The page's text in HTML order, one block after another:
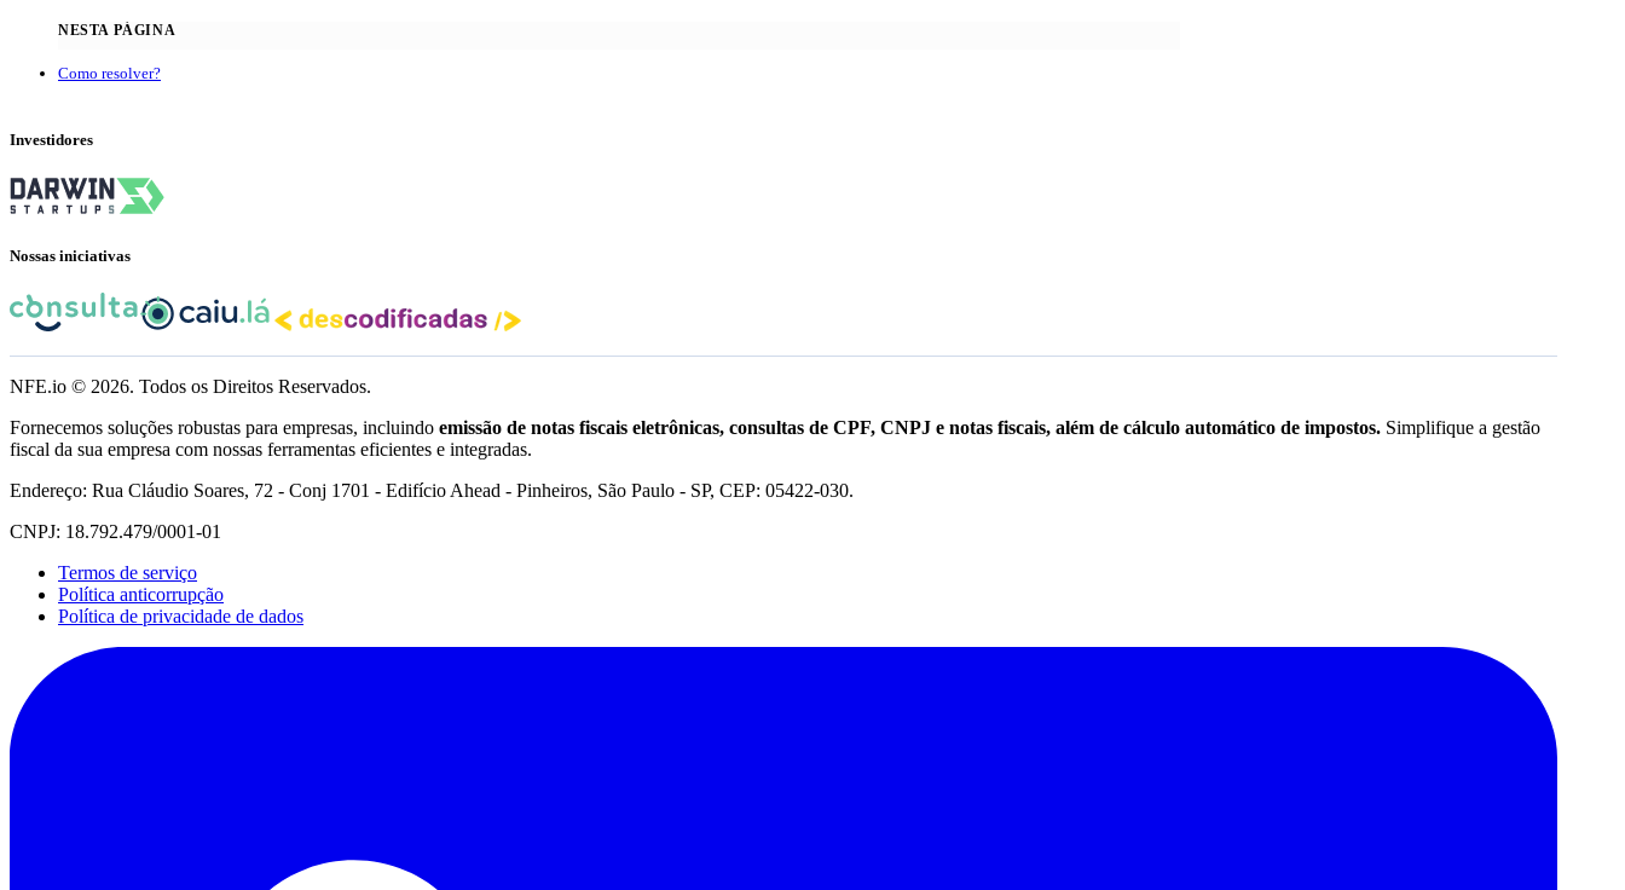
Como resolver?
Investidores
Nossas iniciativas
NFE.io © 2026. Todos os Direitos Reservados.
Fornecemos soluções robustas para empresas, incluindo emissão de notas fiscais eletrônicas, consultas de CPF, CNPJ e notas fiscais, além de cálculo automático de impostos. Simplifique a gestão
fiscal da sua empresa com nossas ferramentas eficientes e integradas.
Endereço: Rua Cláudio Soares, 72 - Conj 1701 - Edifício Ahead - Pinheiros, São Paulo - SP, CEP: 05422-030.
CNPJ: 18.792.479/0001-01
Termos de serviço
Política anticorrupção
Política de privacidade de dados